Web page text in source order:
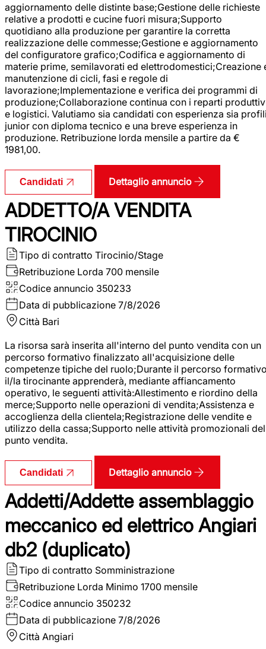
aggiornamento delle distinte base;Gestione delle richieste
relative a prodotti e cucine fuori misura;Supporto
quotidiano alla produzione per garantire la corretta
realizzazione delle commesse;Gestione e aggiornamento
del configuratore grafico;Codifica e aggiornamento di
materie prime, semilavorati ed elettrodomestici;Creazione
manutenzione di cicli, fasi e regole di
lavorazione;Implementazione e verifica dei programmi di
produzione;Collaborazione continua con i reparti
e logistici. Valutiamo sia candidati con esperienza sia
junior con diploma tecnico e una breve esperienza in
produzione. Retribuzione lorda mensile a partire da €
1981,00.
Candidati Dettaglio annuncio
ADDETTO/A VENDITA
TIROCINIO
Tipo di contratto Tirocinio/Stage
Retribuzione Lorda 700 mensile
Codice annuncio 350233
Data di pubblicazione 7/8/2026
Città Bari
La risorsa sarà inserita all'interno del punto vendita con un
percorso formativo finalizzato all'acquisizione delle
competenze tipiche del ruolo;Durante il percorso
il/la tirocinante apprenderà, mediante affiancamento
operativo, le seguenti attività:Allestimento e riordino della
merce;Supporto nelle operazioni di vendita;Assistenza e
accoglienza della clientela;Registrazione delle vendite e
utilizzo della cassa;Supporto nelle attività promozionali del
punto vendita.
Candidati Dettaglio annuncio
Addetti/Addette assemblaggio
meccanico ed elettrico Angiari
db2 (duplicato)
Tipo di contratto Somministrazione
Retribuzione Lorda Minimo 1700 mensile
Codice annuncio 350232
Data di pubblicazione 7/8/2026
Città Angiari